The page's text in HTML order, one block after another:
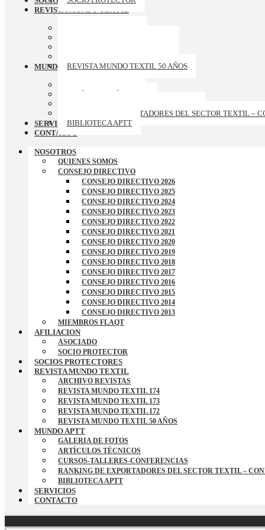
REVISTA MUNDO TEXTIL
REVISTA MUNDO TEXTIL 50 AÑOS
MUNDO APTT
RANKING DE EXPORTADORES DEL SECTOR TEXTIL –
BIBLIOTECA APTT
SERVICIOS
CONTACTO
NOSOTROS
QUIENES SOMOS
CONSEJO DIRECTIVO
CONSEJO DIRECTIVO 2026
CONSEJO DIRECTIVO 2025
CONSEJO DIRECTIVO 2024
CONSEJO DIRECTIVO 2023
CONSEJO DIRECTIVO 2022
CONSEJO DIRECTIVO 2021
CONSEJO DIRECTIVO 2020
CONSEJO DIRECTIVO 2019
CONSEJO DIRECTIVO 2018
CONSEJO DIRECTIVO 2017
CONSEJO DIRECTIVO 2016
CONSEJO DIRECTIVO 2015
CONSEJO DIRECTIVO 2014
CONSEJO DIRECTIVO 2013
MIEMBROS FLAQT
AFILIACION
ASOCIADO
SOCIO PROTECTOR
SOCIOS PROTECTORES
REVISTA MUNDO TEXTIL
ARCHIVO REVISTAS
REVISTA MUNDO TEXTIL 174
REVISTA MUNDO TEXTIL 173
REVISTA MUNDO TEXTIL 172
REVISTA MUNDO TEXTIL 50 AÑOS
MUNDO APTT
GALERIA DE FOTOS
ARTÍCULOS TÉCNICOS
CURSOS-TALLERES-CONFERENCIAS
RANKING DE EXPORTADORES DEL SECTOR TEXTIL –
BIBLIOTECA APTT
SERVICIOS
CONTACTO